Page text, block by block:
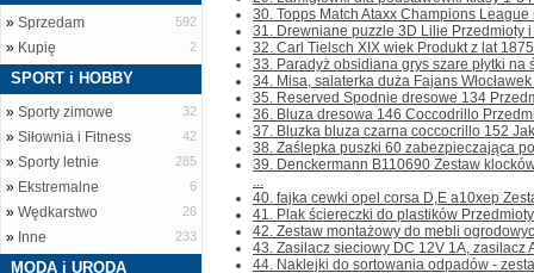
» Sprzedam 592
» Kupię 2
SPORT i HOBBY
» Sporty zimowe 32
» Siłownia i Fitness 42
» Sporty letnie 285
» Ekstremalne 6
» Wędkarstwo 26
» Inne 233
MODA i URODA
30. Topps Match Ataxx Champions
31. Drewniane puzzle 3D Lilie Przedmioty
32. Carl Tielsch XIX wiek Produkt z lat
33. Paradyż obsidiana grys szare płytki na
34. Misa, salaterka duża Fajans
35. Reserved Spodnie dresowe 134
36. Bluza dresowa 146 Coccodrillo
37. Bluzka bluza czarna coccocrillo 152
38. Zaślepka puszki 60 zabezpieczająca
39. Denckermann B110690 Zestaw
...
40. fajka cewki opel corsa D,E a10xep
41. Plak ściereczki do plastików
42. Zestaw montażowy do mebli
43. Zasilacz sieciowy DC 12V 1A, zasilacz
44. Naklejki do sortowania odpadów -